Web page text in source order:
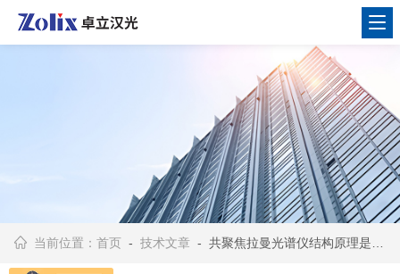
当前位置：首页 -技术文章 - 共聚焦拉曼光谱仪结构原理是怎样的，可用在哪些领域？